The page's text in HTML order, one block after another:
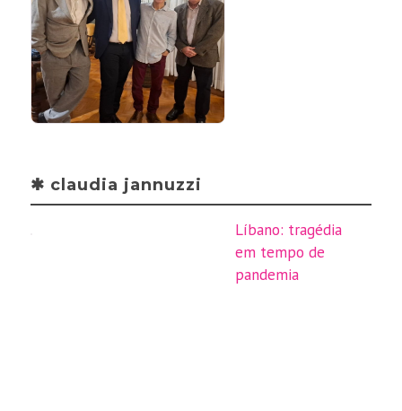
✱ claudia jannuzzi
Líbano: tragédia
em tempo de
pandemia